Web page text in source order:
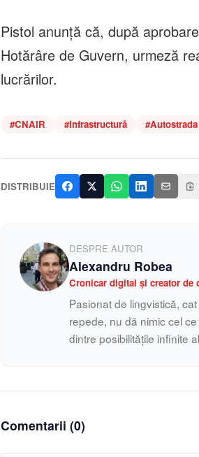
Pistol anunţă că, după
Hotărâre de Guvern, urmeză
lucrărilor.
#CNAIR #Infrastructură #Autostrada
DISTRIBUIE
DESPRE AUTOR
Alexandru Robea
Cronicar digital și creator de
Pasionat de lingvistică,
repede, nu dă nimic cel
dintre posibilitățile infinite
Comentarii (0)